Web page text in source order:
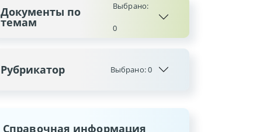
Документы по
темам
Выбрано:
0
Рубрикатор Выбрано:0
Справочная информация